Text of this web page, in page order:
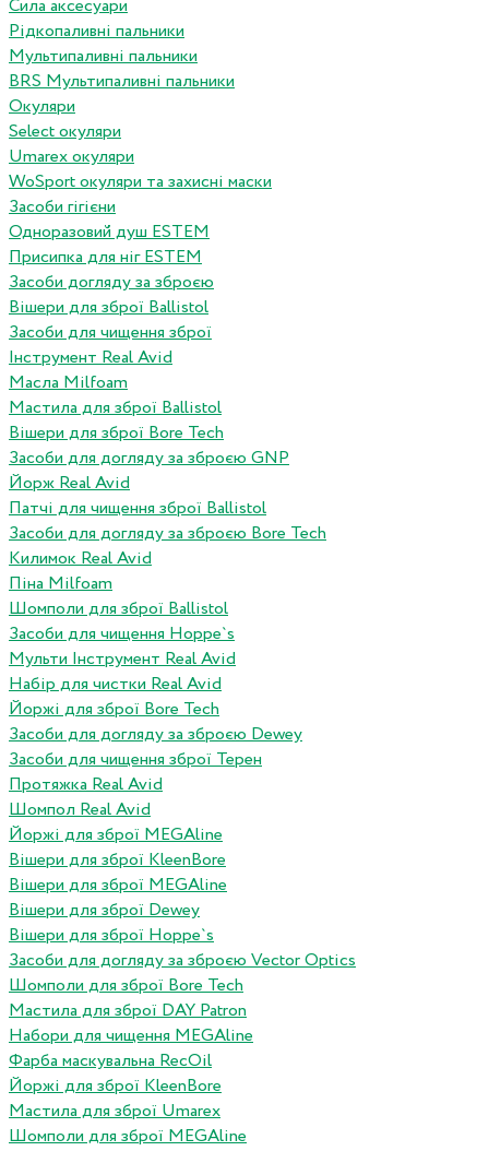
Сила аксесуари
Рідкопаливні пальники
Мультипаливні пальники
BRS Мультипаливні пальники
Окуляри
Select окуляри
Umarex окуляри
WoSport окуляри та захисні маски
Засоби гігієни
Одноразовий душ ESTEM
Присипка для ніг ESTEM
Засоби догляду за зброєю
Вішери для зброї Ballistol
Засоби для чищення зброї
Інструмент Real Avid
Масла Milfoam
Мастила для зброї Ballistol
Вішери для зброї Bore Tech
Засоби для догляду за зброєю GNP
Йорж Real Avid
Патчі для чищення зброї Ballistol
Засоби для догляду за зброєю Bore Tech
Килимок Real Avid
Піна Milfoam
Шомполи для зброї Ballistol
Засоби для чищення Hoppe`s
Мульти Інструмент Real Avid
Набір для чистки Real Avid
Йоржі для зброї Bore Tech
Засоби для догляду за зброєю Dewey
Засоби для чищення зброї Терен
Протяжка Real Avid
Шомпол Real Avid
Йоржі для зброї MEGAline
Вішери для зброї KleenBore
Вішери для зброї MEGAline
Вішери для зброї Dewey
Вішери для зброї Hoppe`s
Засоби для догляду за зброєю Vector Optics
Шомполи для зброї Bore Tech
Мастила для зброї DAY Patron
Набори для чищення MEGAline
Фарба маскувальна RecOil
Йоржі для зброї KleenBore
Мастила для зброї Umarex
Шомполи для зброї MEGAline